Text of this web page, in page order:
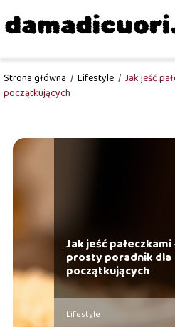
Strona główna / Lifestyle / Jak jeść
początkujących
Jak jeść pałeczkami
prosty poradnik dla
początkujących
Lifestyle